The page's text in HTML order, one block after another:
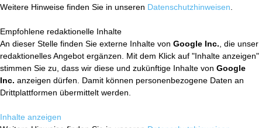
Weitere Hinweise finden Sie in unseren Datenschutzhinweisen
Empfohlene redaktionelle Inhalte
An dieser Stelle finden Sie externe Inhalte von Google Inc. , die unser
redaktionelles Angebot ergänzen. Mit dem Klick auf "Inhalte anzeigen"
stimmen Sie zu, dass wir diese und zukünftige Inhalte von Google
Inc. anzeigen dürfen. Damit können personenbezogene Daten an
Drittplattformen übermittelt werden.
Inhalte anzeigen